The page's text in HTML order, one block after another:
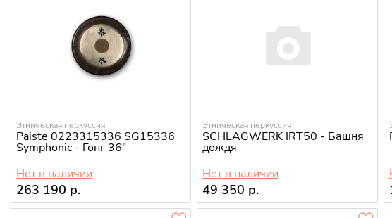
Этническая перкуссия
Paiste 0223315336 SG15336
Symphonic - Гонг 36"
Нет в наличии
263 190 р.
Этническая перкуссия
SCHLAGWERK IRT50 - Башня
дождя
Нет в наличии
49 350 р.